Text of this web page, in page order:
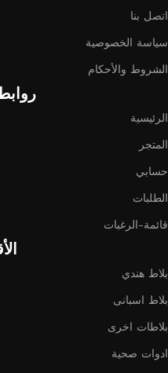
اتصل بنا
سياسة الخصوصية
الشروط والأحكام
الرئيسية
المتجر
حسابي
الطلبات
قائمة-الرغبات
بلاط هندي
بلاط اسبانى
بلاطات اخرى
ادوات صحية